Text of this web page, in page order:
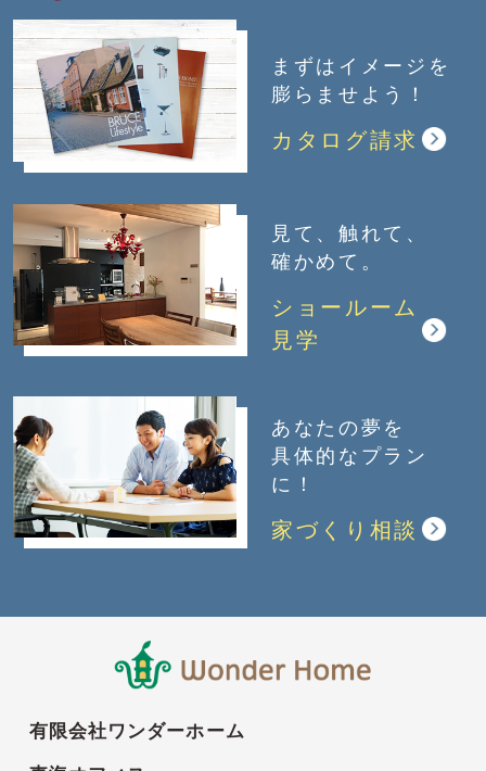
まずはイメージを
膨らませよう！
カタログ請求
見て、触れて、
確かめて。
ショールーム
見学
あなたの夢を
具体的なプラン
に！
家づくり相談
有限会社ワンダーホーム